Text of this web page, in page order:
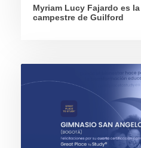
Myriam Lucy Fajardo es
campestre de Guilford